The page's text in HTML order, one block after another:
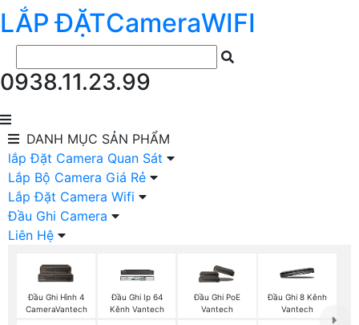
LẮP ĐẶTCameraWIFI
0938.11.23.99
DANH MỤC SẢN PHẨM
lắp Đặt Camera Quan Sát
Lắp Bộ Camera Giá Rẻ
Lắp Đặt Camera Wifi
Đầu Ghi Camera
Liên Hệ
Đầu Ghi Hình 4
CameraVantech
Đầu Ghi Ip 64
Kênh Vantech
Đầu Ghi PoE
Vantech
Đầu Ghi 8 Kênh
Vantech